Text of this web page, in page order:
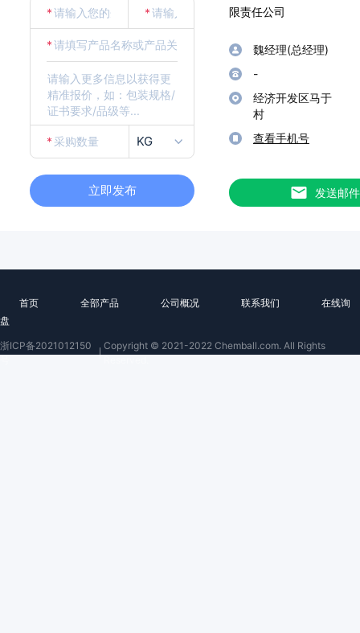
* *
*
* KG
立即发布
限责任公司
魏经理(总经理)
-
经济开发区马于
村
查看手机号
发送邮件
首页 全部产品 公司概况 联系我们
在线询
盘
浙ICP备2021012150
Copyright © 2021-2022 Chemball.com. All Rights